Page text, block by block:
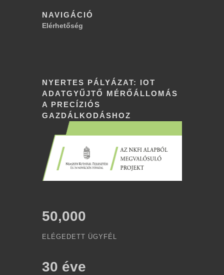
NAVIGÁCIÓ
Elérhetőség
NYERTES PÁLYÁZAT: IOT
ADATGYŰJTŐ MÉRŐÁLLOMÁS
A PRECÍZIÓS
GAZDÁLKODÁSHOZ
50,000
ELÉGEDETT ÜGYFÉL
30 éve